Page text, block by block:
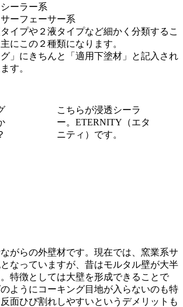
ーラー系
ーフェーサー系
イプや２液タイプなど細かく分類するこ
にこの２種類になります。
グ」にきちんと「適用下塗材」と記入され
す。
こちらが浸透シーラ
ー。ETERNITY（エタ
ニティ）です。
がらの外壁材です。現在では、窯業系サ
なっていますが、昔はモルタル壁が大半
特徴としては大壁を形成できることで
ようにコーキング目地が入らないのも特
面ひび割れしやすいというデメリットも